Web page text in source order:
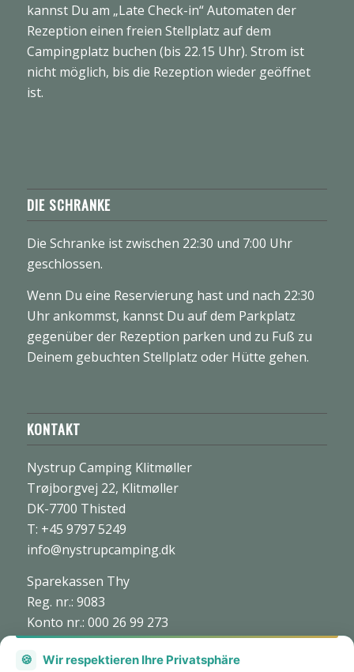
kannst Du am „Late Check-in“ Automaten der
Rezeption einen freien Stellplatz auf dem
Campingplatz buchen (bis 22.15 Uhr). Strom ist
nicht möglich, bis die Rezeption wieder geöffnet
ist.
DIE SCHRANKE
Die Schranke ist zwischen 22:30 und 7:00 Uhr
geschlossen.
Wenn Du eine Reservierung hast und nach 22:30
Uhr ankommst, kannst Du auf dem Parkplatz
gegenüber der Rezeption parken und zu Fuß zu
Deinem gebuchten Stellplatz oder Hütte gehen.
KONTAKT
Nystrup Camping Klitmøller
Trøjborgvej 22, Klitmøller
DK-7700 Thisted
T: +45 9797 5249
info@nystrupcamping.dk
Sparekassen Thy
Reg. nr.: 9083
Konto nr.: 000 26 99 273
CVR: nr. 27 70 45 73
🍪 Wir respektieren Ihre Privatsphäre